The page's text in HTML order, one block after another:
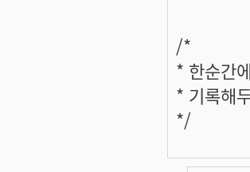
/*
* 한순간
* 기록해
*/